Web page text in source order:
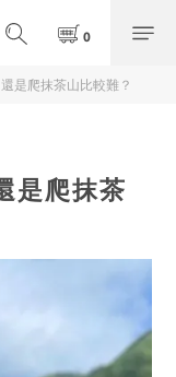
是爬抹茶山比較難？
是爬抹茶